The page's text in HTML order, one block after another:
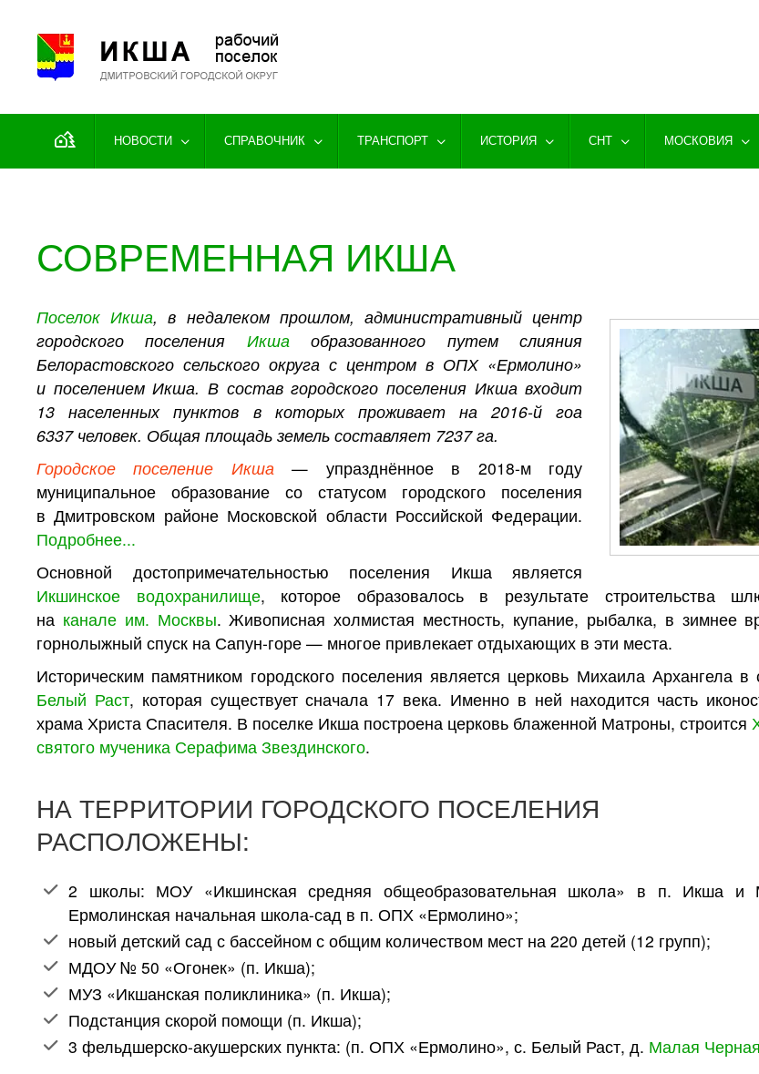
Перейти к содержимому
НОВОСТИ СПРАВОЧНИК ТРАНСПОРТ ИСТОРИЯ СНТ МОСКОВИЯ
СОВРЕМЕННАЯ ИКША
Поселок Икша, в недалеком прошлом, административный центр
городского поселения Икшаобразованного путем слияния
Белорастовского сельского округа с центром в ОПХ «Ермолино»
и поселением Икша. В состав городского поселения Икша входит
13 населенных пунктов в которых проживает на 2016-й гоа
6337 человек. Общая площадь земель составляет 7237 га.
Городское поселение Икша— упразднённое в 2018-м году
муниципальное образование со статусом городского поселения
в Дмитровском районе Московской области Российской Федерации.
Подробнее...
Основной достопримечательностью поселения Икша является
Икшинское водохранилище, которое образовалось в результате строительства
на канале им. Москвы. Живописная холмистая местность, купание, рыбалка, в зимнее
горнолыжный спуск на Сапун-горе — многое привлекает отдыхающих в эти места.
Историческим памятником городского поселения является церковь Михаила Архангела в
Белый Раст, которая существует сначала 17 века. Именно в ней находится часть
храма Христа Спасителя. В поселке Икша построена церковь блаженной Матроны, строится
святого мученика Серафима Звездинского.
НА ТЕРРИТОРИИ ГОРОДСКОГО ПОСЕЛЕНИЯ
РАСПОЛОЖЕНЫ:
2 школы: МОУ «Икшинская средняя общеобразовательная школа» в п. Икша
Ермолинская начальная школа-сад в п. ОПХ «Ермолино»;
новый детский сад с бассейном с общим количеством мест на 220 детей (12 групп);
МДОУ № 50 «Огонек» (п. Икша);
МУЗ «Икшанская поликлиника» (п. Икша);
Подстанция скорой помощи (п. Икша);
3 фельдшерско-акушерских пункта: (п. ОПХ «Ермолино», с. Белый Раст, д. Малая Черная